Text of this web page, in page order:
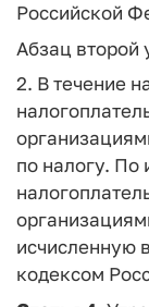
Российской
Абзац второй
2. В течение
по налогу. По
исчисленную
кодексом